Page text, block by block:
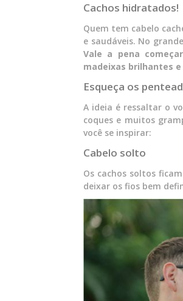
Cachos hidratados!
Quem tem cabelo
e saudáveis. No
Vale a pena
madeixas brilhantes
Esqueça os
A ideia é ressaltar o
coques e muitos
você se inspirar:
Cabelo solto
Os cachos soltos
deixar os fios bem